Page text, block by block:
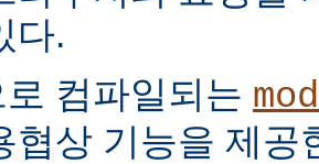
다.
컴파일되는
협상 기능을 제공